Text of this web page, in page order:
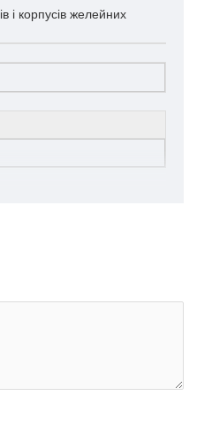
і корпусів желейних